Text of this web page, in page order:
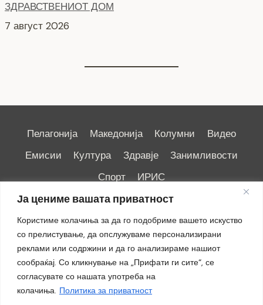
Ја цениме вашата приватност
Користиме колачиња за да го подобриме вашето искуство
со прелистување, да опслужуваме персонализирани
реклами или содржини и да го анализираме нашиот
сообраќај. Со кликнување на „Прифати ги сите“, се
согласувате со нашата употреба на
колачиња. Политика за приватност
НОВ ПАРКИНГ ПРОСТОР ВО ЦЕНТАРОТ НА ГРАДОТ
6 август 2026
Пелагонија Македонија Колумни
Видео
Емисии
Култура Здравје
Занимливости
Спорт
ИРИС
Импресум|Маркетинг